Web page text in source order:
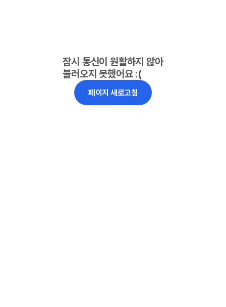
잠시 통신이 원활하지 않아
불러오지 못했어요 :(
페이지 새로고침